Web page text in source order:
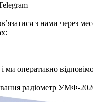
з нами через
оперативно
радіометр УМФ-